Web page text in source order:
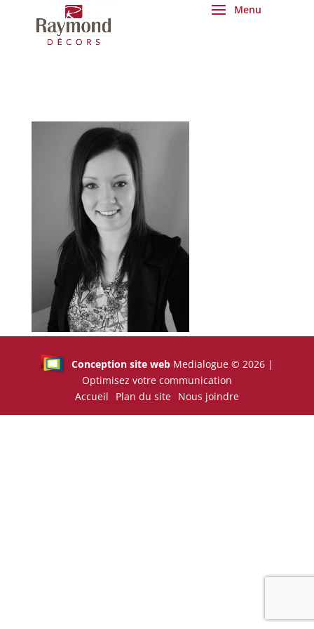
Conception site web Medialogue © 2026 |
Optimisez votre communication
Accueil
Plan du site Nous joindre